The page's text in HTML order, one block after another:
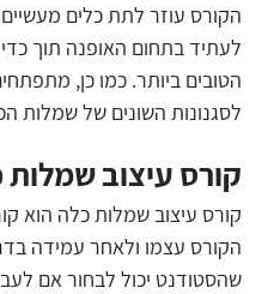
הקורס עוזר לתת כלים
לעתיד בתחום האופנה תוך כדי
הטובים ביותר. כמו כן,
לסגנונות השונים של שמלות
קורס עיצוב
הקורס עצמו ולאחר עמידה
שהסטודנט יכול לבחור אם